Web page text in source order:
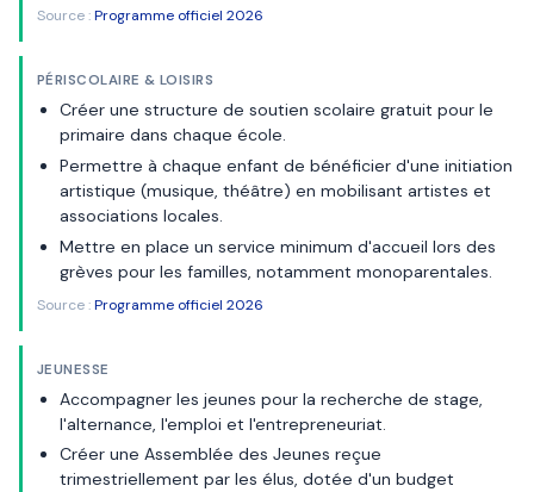
Source :Programme officiel 2026
PÉRISCOLAIRE & LOISIRS
Créer une structure de soutien scolaire gratuit pour le
primaire dans chaque école.
Permettre à chaque enfant de bénéficier d'une initiation
artistique (musique, théâtre) en mobilisant artistes et
associations locales.
Mettre en place un service minimum d'accueil lors des
grèves pour les familles, notamment monoparentales.
Source :Programme officiel 2026
JEUNESSE
Accompagner les jeunes pour la recherche de stage,
l'alternance, l'emploi et l'entrepreneuriat.
Créer une Assemblée des Jeunes reçue
trimestriellement par les élus, dotée d'un budget